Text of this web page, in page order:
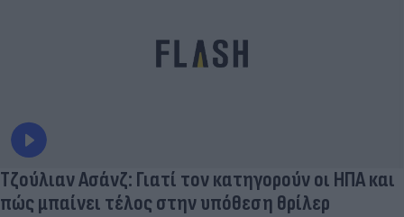
Τζούλιαν Ασάνζ: Γιατί τον κατηγορούν οι ΗΠΑ και
πώς μπαίνει τέλος στην υπόθεση θρίλερ